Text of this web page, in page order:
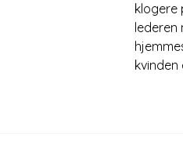
klogere
lederen